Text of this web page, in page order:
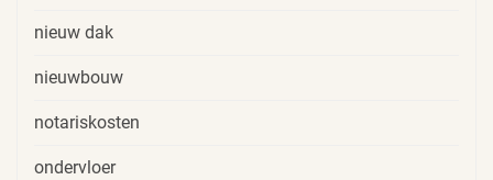
nieuw dak
nieuwbouw
notariskosten
ondervloer